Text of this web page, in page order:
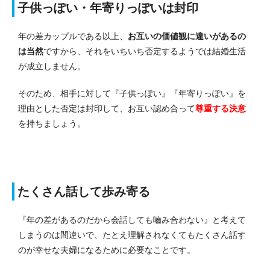
子供っぽい・年寄りっぽいは封印
年の差カップルである以上、 お互いの価値観に違いがあるの
は当然ですから、それをいちいち否定するようでは結婚生活
が成立しません。
そのため、相手に対して『子供っぽい』『年寄りっぽい』を
理由とした否定は封印して、お互い認め合って尊重する決意
を持ちましょう。
たくさん話して歩み寄る
『年の差があるのだから会話しても嚙み合わない』と考えて
しまうのは間違いで、たとえ理解されなくてもたくさん話す
のが幸せな夫婦になるために必要なことです。